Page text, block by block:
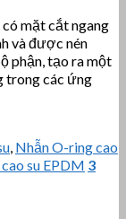
mặt cắt ngang
và được nén
phận, tạo ra một
trong các ứng
Nhẫn O-ring cao
su EPDM 3